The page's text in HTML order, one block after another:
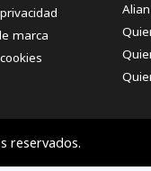
marca
reservados.